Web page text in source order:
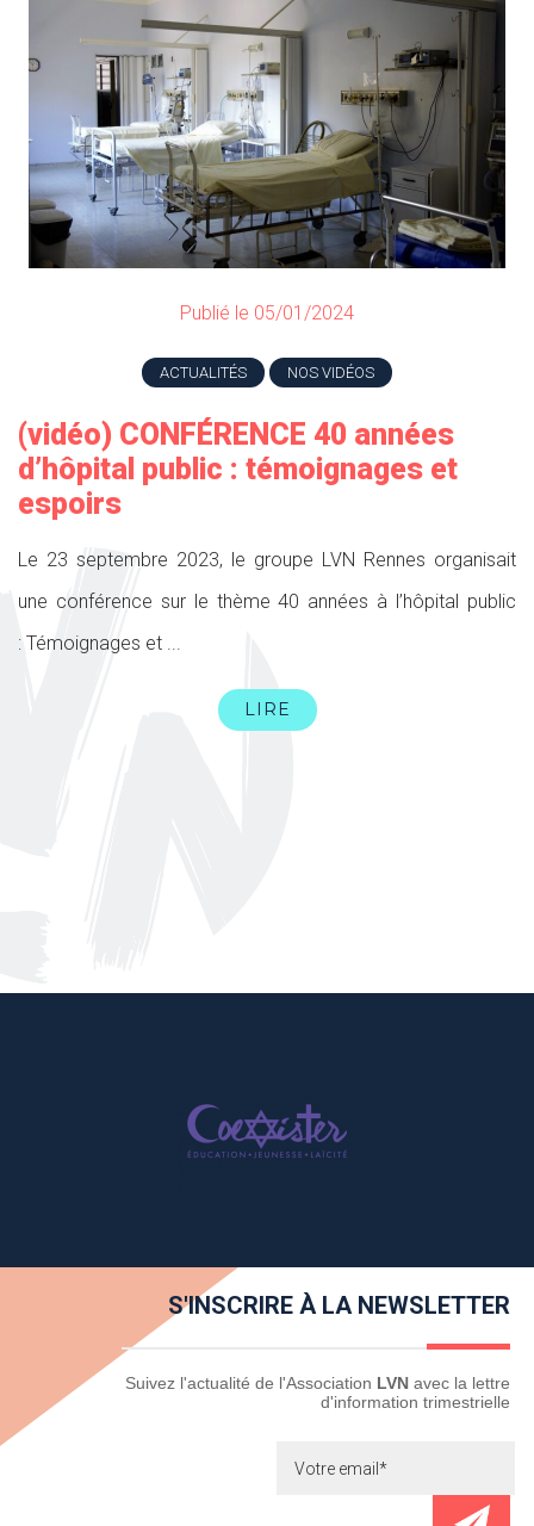
Publié le 05/01/2024
ACTUALITÉS NOS VIDÉOS
(vidéo) CONFÉRENCE 40 années
d’hôpital public : témoignages et
espoirs
Le 23 septembre 2023, le groupe LVN Rennes organisait
une conférence sur le thème 40 années à l’hôpital public
: Témoignages et ...
LIRE
S'INSCRIRE À LA NEWSLETTER
Newsletter Suivez l'actualité de l'Association LVN avec la lettre
d'information trimestrielle